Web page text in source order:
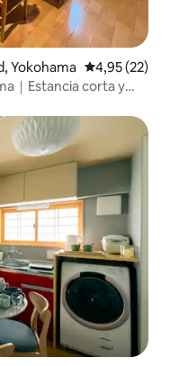
Yokohama Calificación
4,95 (22)
｜Estancia corta y